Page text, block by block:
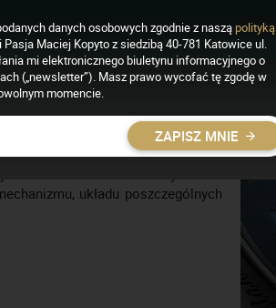
o średnicy mechanizmu (w liniach
stosowany tylko w odniesieniu do
Po raz pierwszy, termin
określenie układu i wymiarów
układu poszczególnych
danych osobowych zgodnie z naszą polityką
Maciej Kopyto z siedzibą 40-781 Katowice ul.
mi elektronicznego biuletynu informacyjnego o
(„newsletter”). Masz prawo wycofać tę zgodę w
momencie.
ZAPISZ MNIE